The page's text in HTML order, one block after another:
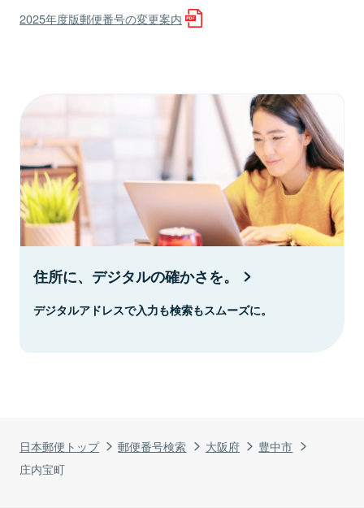
日本郵便トップ 郵便番号検索 大阪府
豊中市
庄内宝町
2025年度版郵便番号の変更案内
住所に、デジタルの確かさを。
デジタルアドレスで入力も検索もスムーズに。